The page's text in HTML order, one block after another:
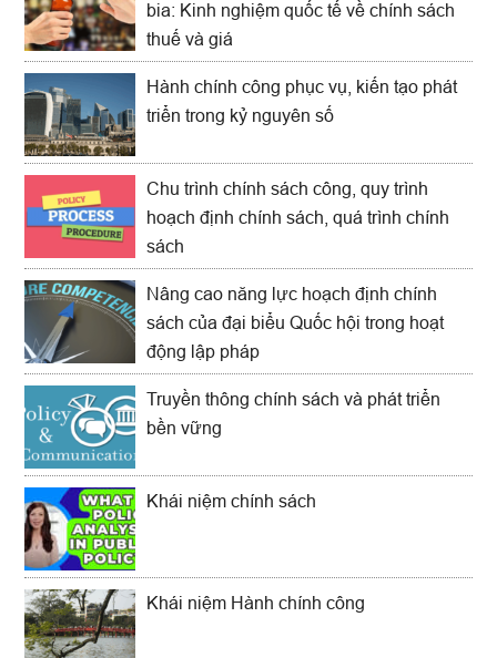
bia: Kinh nghiệm quốc tế về chính sách
thuế và giá
Hành chính công phục vụ, kiến tạo phát
triển trong kỷ nguyên số
Chu trình chính sách công, quy trình
hoạch định chính sách, quá trình chính
sách
Nâng cao năng lực hoạch định chính
sách của đại biểu Quốc hội trong hoạt
động lập pháp
Truyền thông chính sách và phát triển
bền vững
Khái niệm chính sách
Khái niệm Hành chính công